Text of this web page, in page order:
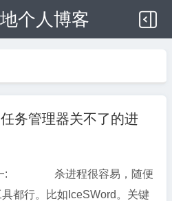
个人博客
务管理器关不了的进
: 杀进程很容易，随便
都行。比如IceSWord。关键